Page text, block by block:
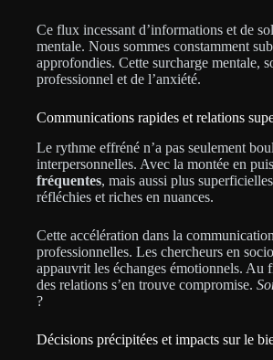
Ce flux incessant d’informations et de
mentale. Nous sommes constamment
approfondies. Cette surcharge mentale,
professionnel et de l’anxiété.
Communications rapides et relations
Le rythme effréné n’a pas seulement
interpersonnelles. Avec la montée en
fréquentes, mais aussi plus
réfléchies et riches en nuances.
Cette accélération dans la
professionnelles. Les chercheurs en
appauvrit les échanges émotionnels. Au
des relations s’en trouve compromise.
?
Décisions précipitées et impacts sur le